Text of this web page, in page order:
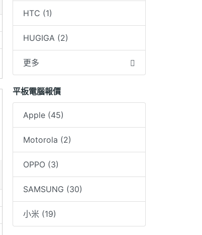
HTC (1)
HUGIGA (2)
更多
平板電腦報價
Apple (45)
Motorola (2)
OPPO (3)
SAMSUNG (30)
小米 (19)